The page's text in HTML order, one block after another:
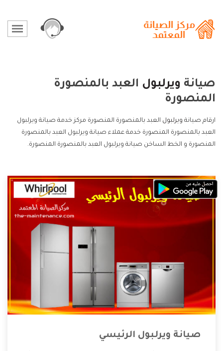
صيانة ويرلبول العبد بالمنصورة
المنصورة
ارقام صيانة ويرلبول العبد بالمنصورة المنصورة مركز خدمة صيانة ويرلبول
العبد بالمنصورة المنصورة خدمة عملاء صيانة ويرلبول العبد بالمنصورة
المنصورة و الخط الساخن صيانة ويرلبول العبد بالمنصورة المنصورة.
صيانة ويرلبول الرئيسي